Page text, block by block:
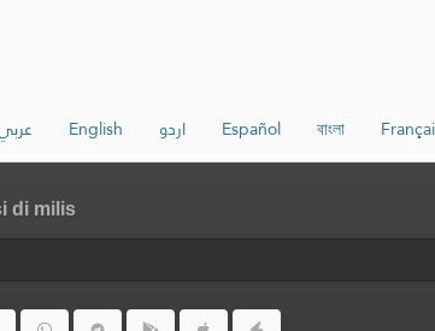
English اردو Español বাংলা
di milis